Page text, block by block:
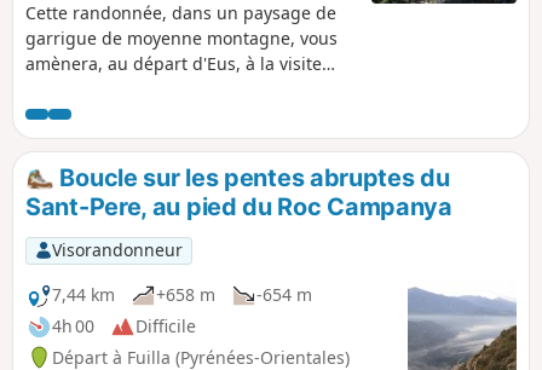
Cette randonnée, dans un paysage de
garrigue de moyenne montagne, vous
amènera, au départ d'Eus, à la visite
villages de moyenne montagne
pittoresque du Conflent. Le sentier au
départ d'Eus s'élève d'abord vers le
Nord par le Chemin de Coma, puis
serpente dans la garrigue vers le village
d'Arboussols puis celui de Marcèvol où
l'on pourra visiter le prieuré. Cette
randonnée est intéressante pour la
découverte du patrimoine et de la flore
typique du Conflent.
Boucle sur les pentes abruptes du
Sant-Pere, au pied du Roc Campanya
Visorandonneur
7,44 km
+658 m
-654 m
4h 00
Difficile
Départ à Fuilla (Pyrénées-Orientales)